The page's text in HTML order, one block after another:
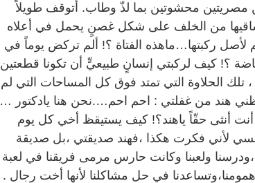
مصريتين محشوتين بما لذّ وطاب. أتوقف طويلاً
من الخلف على شكل غصنٍ يحمل في أعلاه
لأصل ركبتها…ماهذه الفتاة ؟! ألم تركض يوماً في
؟! كيف لركبتي إنسانٍ طبيعيٍّ أن تكونا قطعتين
، تلك الحلاوة التي تمتد فوق كل المساحات التي لم
هند من غفلتي : احم احم….نحن هنا يادكتور …
أنثى حقّاً ياهند؟! كيف يستيقظ أخي كل يوم
لأني فكرت هكذا ،فهند صديقتي ،بل صديقة
،ودرسنا ولعبنا وكانت حارس مرمى فريقنا في لعبة
في حل مشاكلنا لأنها أخت رجال .